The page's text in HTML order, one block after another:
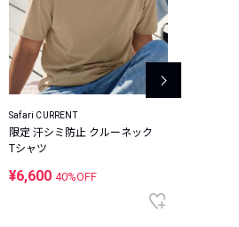
Safari CURRENT
限定 汗シミ防止 クルーネック
Tシャツ
¥6,600 40%OFF